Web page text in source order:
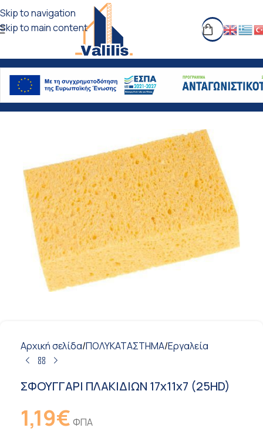
Skip to navigation
Skip to main content
Αρχική σελίδα/ΠΟΛΥΚΑΤΑΣΤΗΜΑ/Εργαλεία
ΣΦΟΥΓΓΑΡΙ ΠΛΑΚΙΔΙΩΝ 17x11x7 (25HD)
1,19€ ΦΠΑ